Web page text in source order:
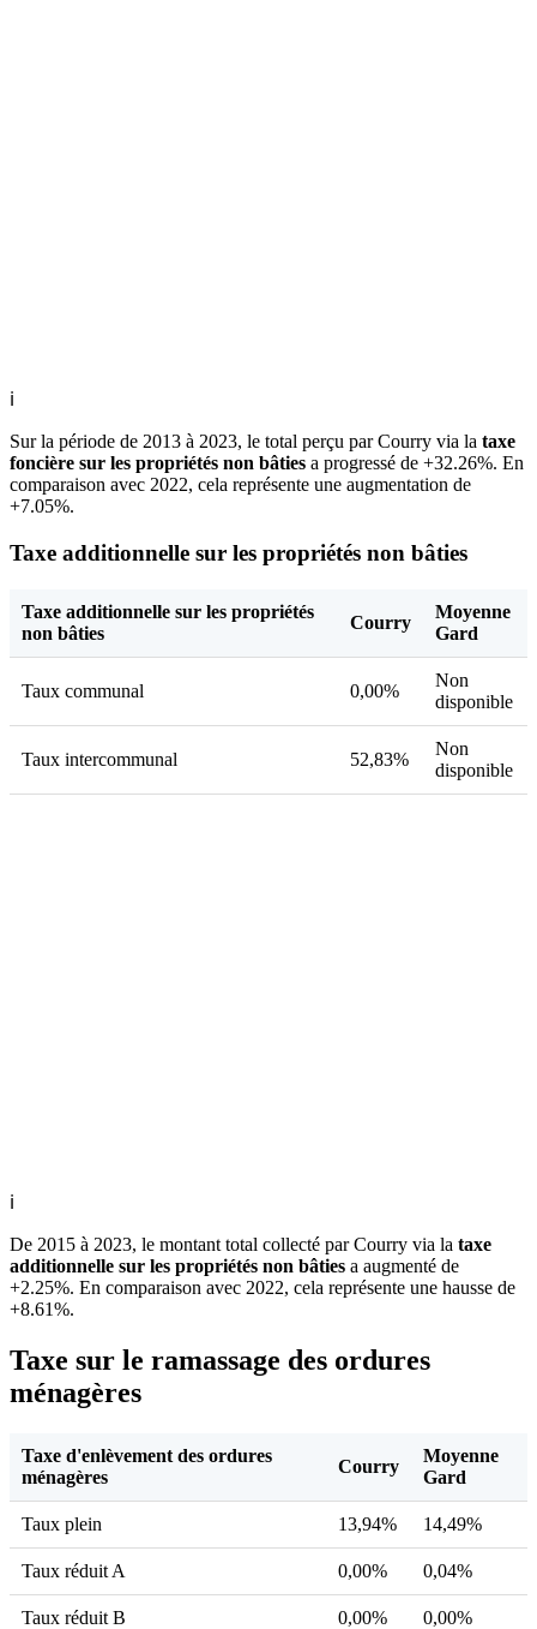
ℹ
Sur la période de 2013 à 2023, le total perçu par Courry via la taxe
foncière sur les propriétés non bâties a progressé de +32.26%. En
comparaison avec 2022, cela représente une augmentation de
+7.05%.
Taxe additionnelle sur les propriétés non bâties
Taxe additionnelle sur les propriétés
non bâties
Courry
Moyenne
Gard
Taux communal 0,00%
Non
disponible
Taux intercommunal 52,83%
Non
disponible
ℹ
De 2015 à 2023, le montant total collecté par Courry via la taxe
additionnelle sur les propriétés non bâties a augmenté de
+2.25%. En comparaison avec 2022, cela représente une hausse de
+8.61%.
Taxe sur le ramassage des ordures
ménagères
Taxe d'enlèvement des ordures
ménagères
Courry
Moyenne
Gard
Taux plein 13,94% 14,49%
Taux réduit A 0,00% 0,04%
Taux réduit B 0,00% 0,00%